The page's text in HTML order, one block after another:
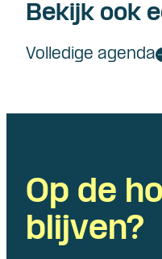
Bekijk ook
Volledige agenda
Op de
blijven?